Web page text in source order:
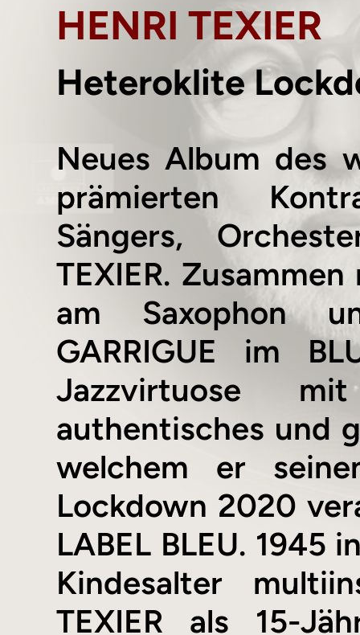
HENRI TEXIER
Heteroklite
Neues Album des
prämierten
Sängers,
TEXIER.
am Saxophon
GARRIGUE im
Jazzvirtuose
authentisches und
welchem er
Lockdown 2020
LABEL BLEU. 1945
Kindesalter
TEXIER als 15-